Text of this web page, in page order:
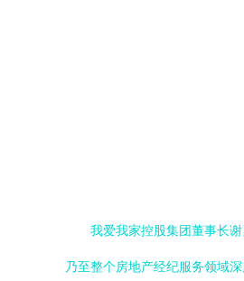
我爱我家控股集团董事长
乃至整个房地产经纪服务领域